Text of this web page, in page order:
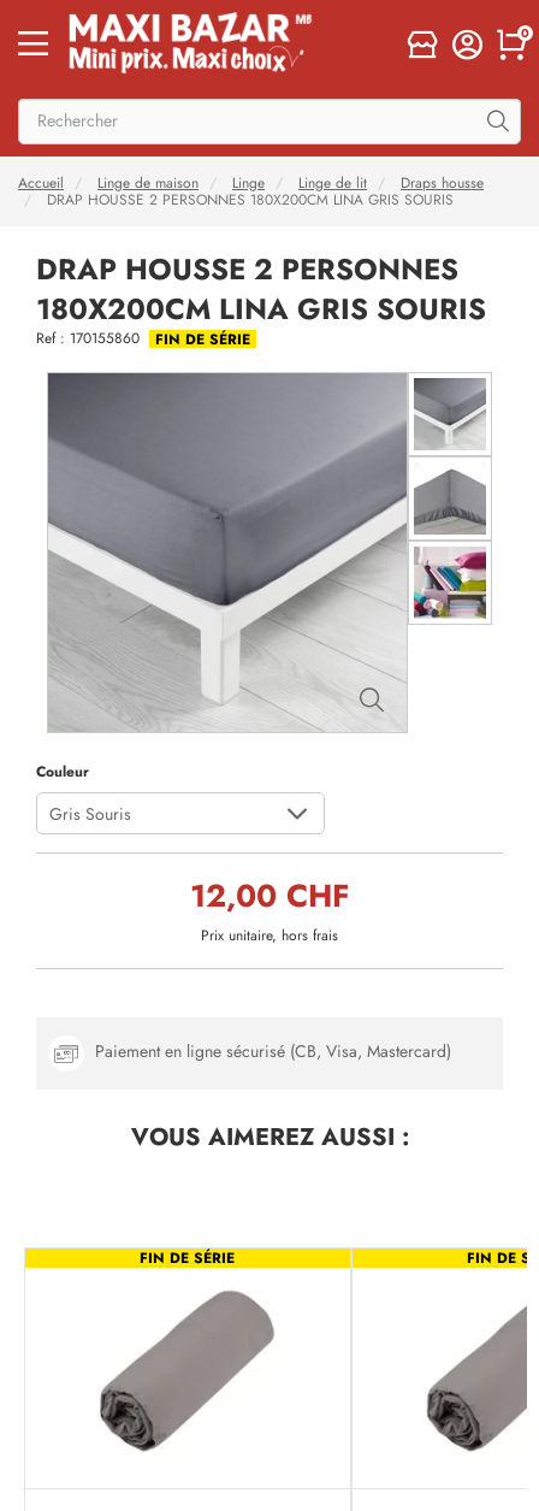
0
Accueil Linge de maison Linge Linge de lit
Draps housse
DRAP HOUSSE 2 PERSONNES 180X200CM LINA GRIS SOURIS
DRAP HOUSSE 2 PERSONNES
180X200CM LINA GRIS SOURIS
Ref : 170155860 FIN DE SÉRIE
Couleur
Gris Souris
12,00 CHF
Prix unitaire, hors frais
Paiement en ligne sécurisé (CB, Visa, Mastercard)
VOUS AIMEREZAUSSI :
FIN DE SÉRIE FIN DE